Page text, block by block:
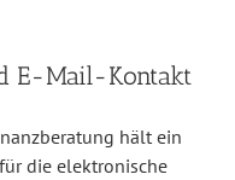
E-Mail-Kontakt
hält ein
die elektronische